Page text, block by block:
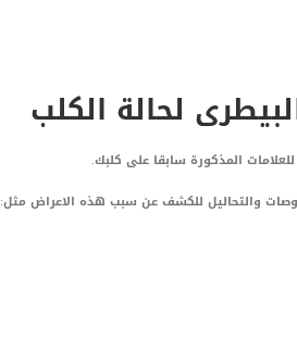
لحالة الكلب
المذكورة سابقا على كلبك.
والتحاليل للكشف عن سبب هذه الاعراض مثل: